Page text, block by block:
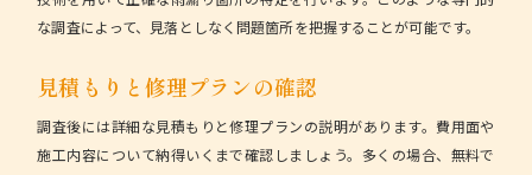
な調査によって、見落としなく問題箇所を把握することが可能です。
見積もりと修理プランの確認
調査後には詳細な見積もりと修理プランの説明があります。費用面や
施工内容について納得いくまで確認しましょう。多くの場合、無料で